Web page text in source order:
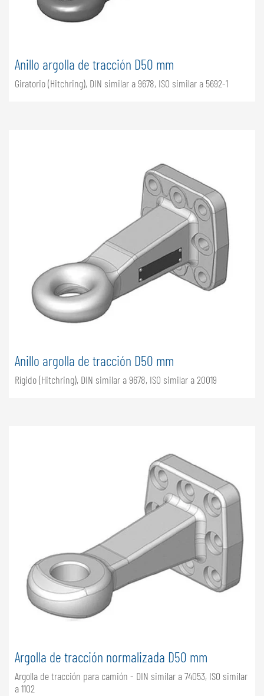
Anillo argolla de tracción D50 mm
Giratorio (Hitchring), DIN similar a 9678, ISO similar a 5692-1
Anillo argolla de tracción D50 mm
Rígido (Hitchring), DIN similar a 9678, ISO similar a 20019
Argolla de tracción normalizada D50 mm
Argolla de tracción para camión - DIN similar a 74053, ISO similar
a 1102